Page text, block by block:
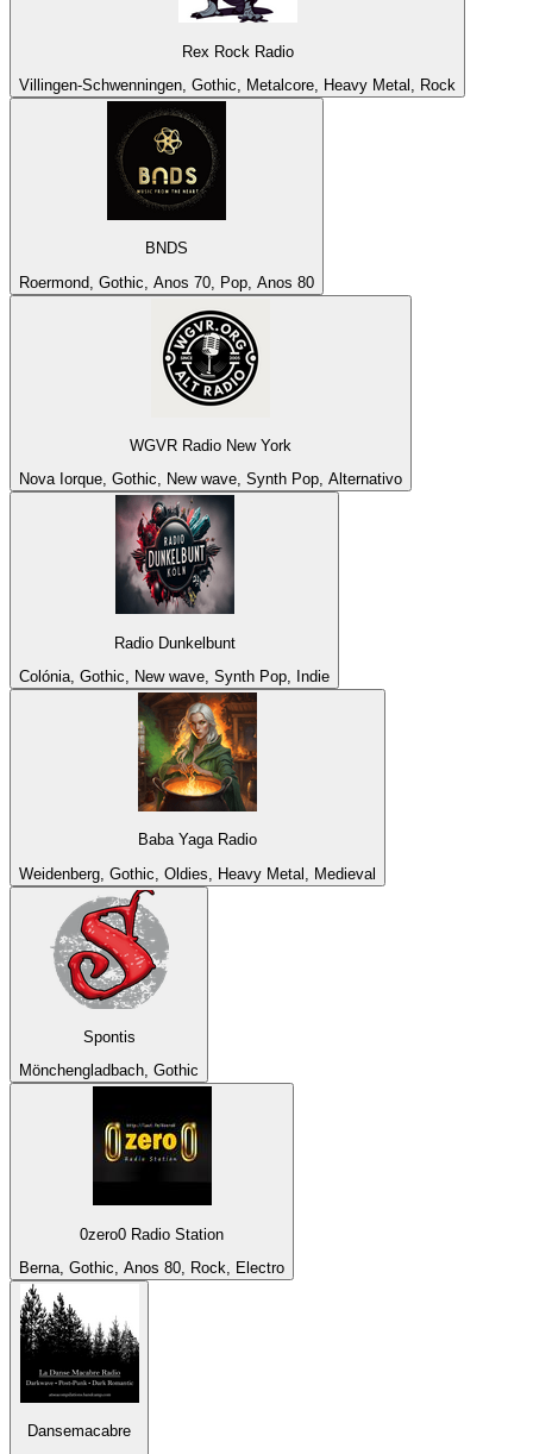
Rex Rock Radio
Villingen-Schwenningen, Gothic, Metalcore, Heavy Metal, Rock
BNDS
Roermond, Gothic, Anos 70, Pop, Anos 80
WGVR Radio New York
Nova Iorque, Gothic, New wave, Synth Pop, Alternativo
Radio Dunkelbunt
Colónia, Gothic, New wave, Synth Pop, Indie
Baba Yaga Radio
Weidenberg, Gothic, Oldies, Heavy Metal, Medieval
Spontis
Mönchengladbach, Gothic
0zero0 Radio Station
Berna, Gothic, Anos 80, Rock, Electro
Dansemacabre